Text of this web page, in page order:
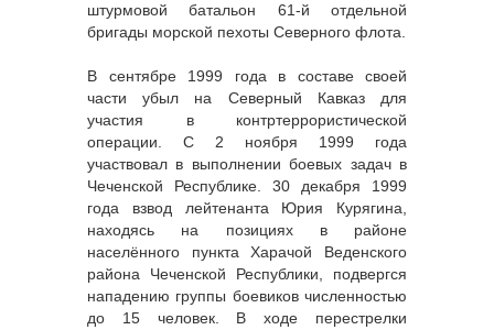
штурмовой батальон 61-й отдельной
бригады морской пехоты Северного флота.
В сентябре 1999 года в составе своей
части убыл на Северный Кавказ для
участия в контртеррористической
операции. С 2 ноября 1999 года
участвовал в выполнении боевых задач в
Чеченской Республике. 30 декабря 1999
года взвод лейтенанта Юрия Курягина,
находясь на позициях в районе
населённого пункта Харачой Веденского
района Чеченской Республики, подвергся
нападению группы боевиков численностью
до 15 человек. В ходе перестрелки